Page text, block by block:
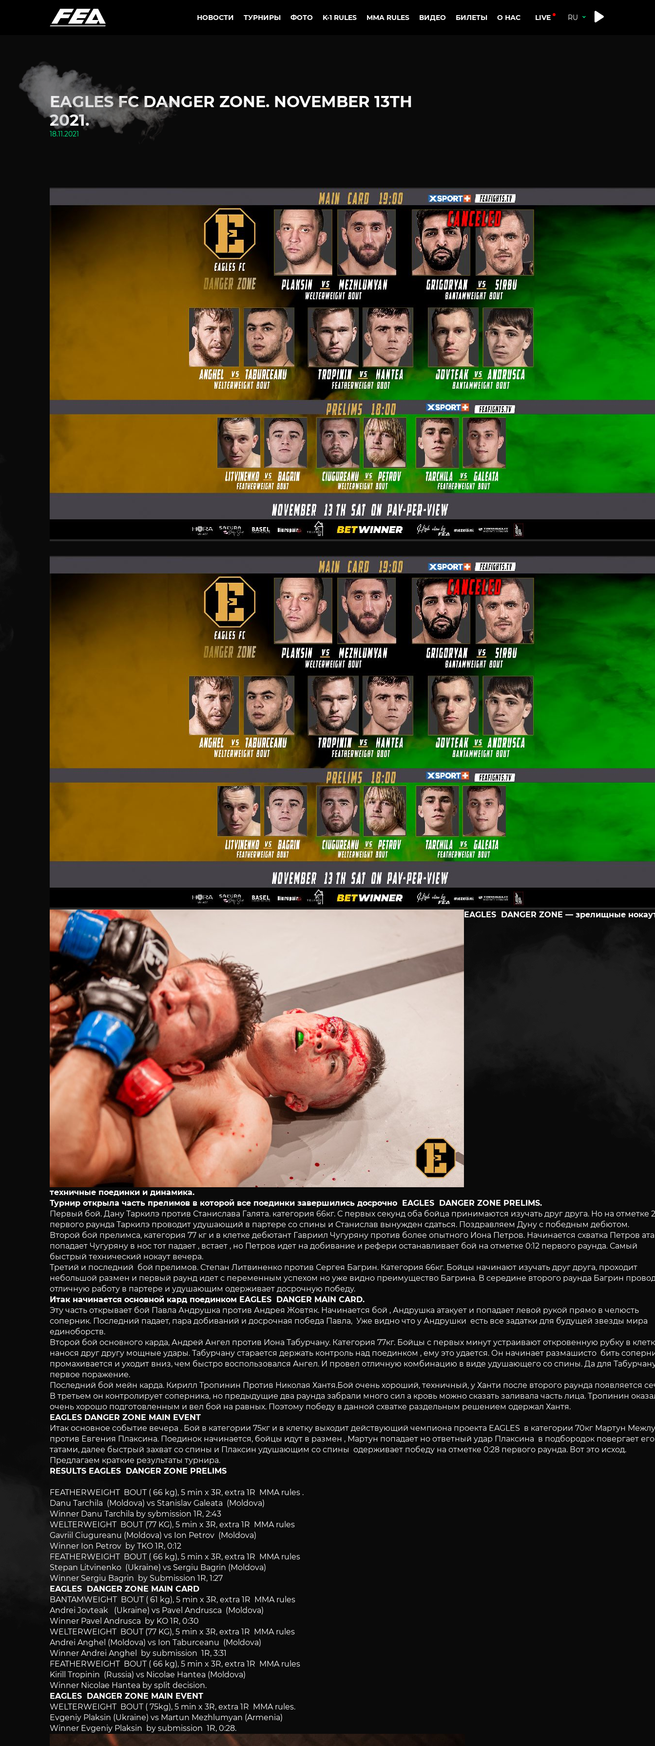
НОВОСТИ ТУРНИРЫ ФОТО K-1 RULES MMA RULES ВИДЕО БИЛЕТЫ О НАС LIVE
EAGLES FC DANGER ZONE. NOVEMBER 13TH
2021.
18.11.2021
EAGLES DANGER ZONE — зрелищные
техничные поединки и динамика.
Турнир открыла часть прелимов в которой все поединки завершились досрочно EAGLES DANGER ZONE PRELIMS.
Первый бой. Дану Таркилэ против Станислава Галята. категория 66кг. С первых секунд оба бойца принимаются изучать друг друга. Но на отметке
первого раунда Таркилэ проводит удушающий в партере со спины и Станислав вынужден сдаться. Поздравляем Дуну с победным дебютом.
Второй бой прелимса, категория 77 кг и в клетке дебютант Гавриил Чугуряну против более опытного Иона Петров. Начинается схватка Петров
попадает Чугуряну в нос тот падает , встает , но Петров идет на добивание и рефери останавливает бой на отметке 0:12 первого раунда. Самый
быстрый технический нокаут вечера.
Третий и последний бой прелимов. Степан Литвиненко против Сергея Багрин. Категория 66кг. Бойцы начинают изучать друг друга, проходит
небольшой размен и первый раунд идет с переменным успехом но уже видно преимущество Багрина. В середине второго раунда Багрин
отличную работу в партере и удушающим одерживает досрочную победу.
Итак начинается основной кард поединком EAGLES DANGER MAIN CARD.
Эту часть открывает бой Павла Андрушка против Андрея Жовтяк. Начинается бой , Андрушка атакует и попадает левой рукой прямо в челюсть
соперник. Последний падает, пара добиваний и досрочная победа Павла, Уже видно что у Андрушки есть все задатки для будущей звезды мира
единоборств.
Второй бой основного карда, Андрей Ангел против Иона Табурчану. Категория 77кг. Бойцы с первых минут устраивают откровенную рубку в
нанося друг другу мощные удары. Табурчану старается держать контроль над поединком , ему это удается. Он начинает размашисто бить
промахивается и уходит вниз, чем быстро воспользовался Ангел. И провел отличную комбинацию в виде удушающего со спины. Да для
первое поражение.
Последний бой мейн карда. Кирилл Тропинин Против Николая Хантя.Бой очень хороший, техничный, у Ханти после второго раунда появляется
В третьем он контролирует соперника, но предыдущие два раунда забрали много сил а кровь можно сказать заливала часть лица. Тропинин
очень хорошо подготовленным и вел бой на равных. Поэтому победу в данной схватке раздельным решением одержал Хантя.
EAGLES DANGER ZONE MAIN EVENT
Итак основное событие вечера . Бой в категории 75кг и в клетку выходит действующий чемпиона проекта EAGLES в категории 70кг Мартун
против Евгения Плаксина. Поединок начинается, бойцы идут в размен , Мартун попадает но ответный удар Плаксина в подбородок повергает
татами, далее быстрый захват со спины и Плаксин удушающим со спины одерживает победу на отметке 0:28 первого раунда. Вот это исход.
Предлагаем краткие результаты турнира.
RESULTS EAGLES DANGER ZONE PRELIMS
FEATHERWEIGHT BOUT ( 66 kg), 5 min x 3R, extra 1R MMA rules .
Danu Tarchila (Moldova) vs Stanislav Galeata (Moldova)
Winner Danu Tarchila by sybmission 1R, 2:43
WELTERWEIGHT BOUT (77 KG), 5 min x 3R, extra 1R MMA rules
Gavriil Ciugureanu (Moldova) vs Ion Petrov (Moldova)
Winner Ion Petrov by TKO 1R, 0:12
FEATHERWEIGHT BOUT ( 66 kg), 5 min x 3R, extra 1R MMA rules
Stepan Litvinenko (Ukraine) vs Sergiu Bagrin (Moldova)
Winner Sergiu Bagrin by Submission 1R, 1:27
EAGLES DANGER ZONE MAIN CARD
BANTAMWEIGHT BOUT ( 61 kg), 5 min x 3R, extra 1R MMA rules
Andrei Jovteak (Ukraine) vs Pavel Andrusca (Moldova)
Winner Pavel Andrusca by KO 1R, 0:30
WELTERWEIGHT BOUT (77 KG), 5 min x 3R, extra 1R MMA rules
Andrei Anghel (Moldova) vs Ion Taburceanu (Moldova)
Winner Andrei Anghel by submission 1R, 3:31
FEATHERWEIGHT BOUT ( 66 kg), 5 min x 3R, extra 1R MMA rules
Kirill Tropinin (Russia) vs Nicolae Hantea (Moldova)
Winner Nicolae Hantea by split decision.
EAGLES DANGER ZONE MAIN EVENT
WELTERWEIGHT BOUT ( 75kg), 5 min x 3R, extra 1R MMA rules.
Evgeniy Plaksin (Ukraine) vs Martun Mezhlumyan (Armenia)
Winner Evgeniy Plaksin by submission 1R, 0:28.